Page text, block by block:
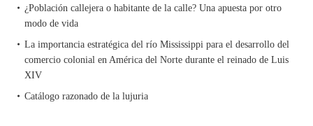
¿Población callejera o habitante de la calle? Una apuesta por otro
modo de vida
La importancia estratégica del río Mississippi para el desarrollo del
comercio colonial en América del Norte durante el reinado de Luis
XIV
Catálogo razonado de la lujuria